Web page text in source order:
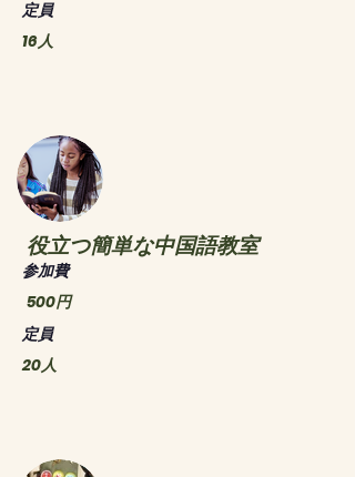
​定員
16人
役立つ簡単な中国語教室
​参加費
500円
​定員
20人